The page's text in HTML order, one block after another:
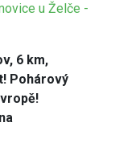
u Želče -
6 km,
Pohárový